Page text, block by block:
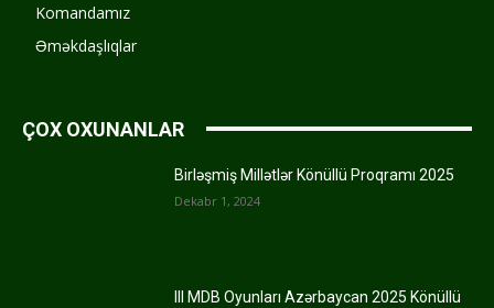
Komandamız
Əməkdaşlıqlar
ÇOX OXUNANLAR
Birləşmiş Millətlər Könüllü Proqramı 2025
Dekabr 1, 2024
III MDB Oyunları Azərbaycan 2025 Könüllü